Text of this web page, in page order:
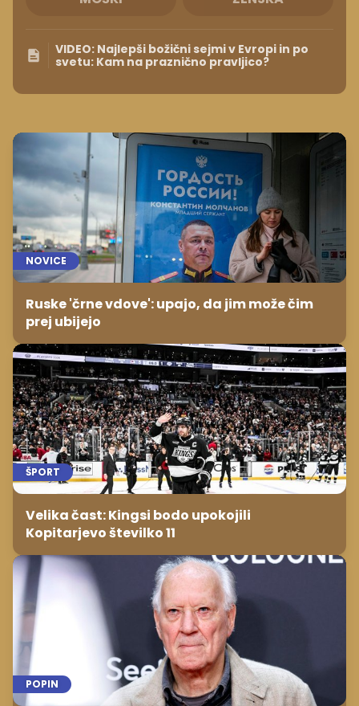
VIDEO: Najlepši božični sejmi v Evropi in po
svetu: Kam na praznično pravljico?
NOVICE
Ruske 'črne vdove': upajo, da jim može čim
prej ubijejo
ŠPORT
Velika čast: Kingsi bodo upokojili
Kopitarjevo številko 11
POPIN